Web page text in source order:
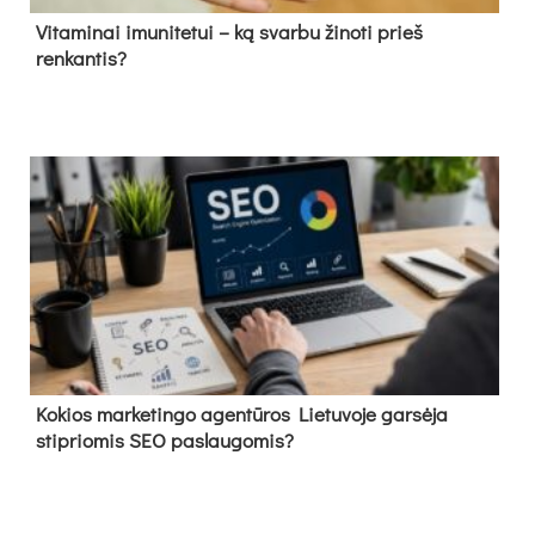
Vitaminai imunitetui – ką svarbu žinoti prieš
renkantis?
Kokios marketingo agentūros Lietuvoje garsėja
stipriomis SEO paslaugomis?